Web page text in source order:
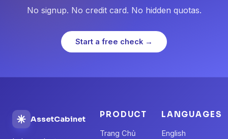
No signup. No credit card. No hidden quotas.
Start a free check →
AssetCabinet PRODUCT
Trang Chủ
LANGUAGES
English